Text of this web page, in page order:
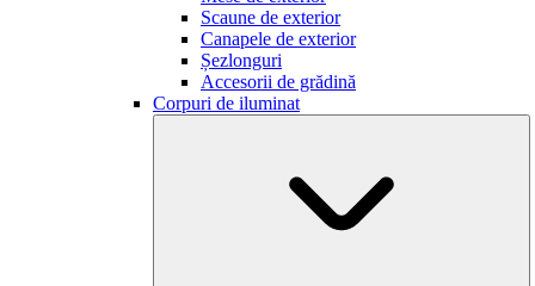
Scaune de exterior
Canapele de exterior
Șezlonguri
Accesorii de grădină
Corpuri de iluminat